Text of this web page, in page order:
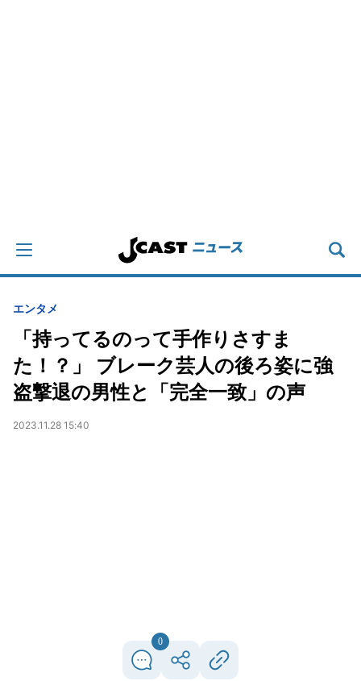
エンタメ
「持ってるのって手作りさすま
た！？」 ブレーク芸人の後ろ姿に強
盗撃退の男性と「完全一致」の声
2023.11.28 15:40
0